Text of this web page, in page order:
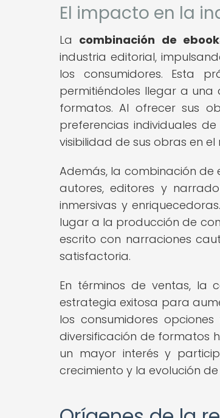
El impacto en la
La combinación de
industria editorial,
los consumidores. Esta
permitiéndoles llegar a
formatos. Al ofrecer sus
preferencias individuales
visibilidad de sus obras en
Además, la combinación
autores, editores y
inmersivas y
lugar a la producción de
escrito con narraciones
satisfactoria.
En términos de ventas, la
estrategia exitosa para
los consumidores
diversificación de formatos
un mayor interés y
crecimiento y la evolución